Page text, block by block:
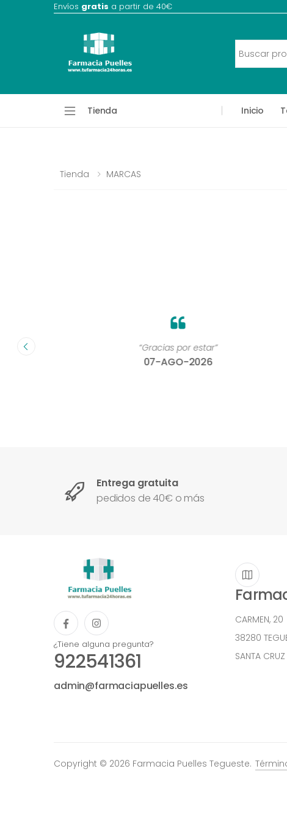
Envíos gratis a partir de 40€
Tienda Inicio
Tienda MARCAS
“Gracias por estar”
07-AGO-2026
Entrega gratuita
pedidos de 40€ o más
¿Tiene alguna pregunta?
922541361
admin@farmaciapuelles.es
CARMEN, 20
38280
SANTA CRUZ
Copyright © 2026 Farmacia Puelles Tegueste.